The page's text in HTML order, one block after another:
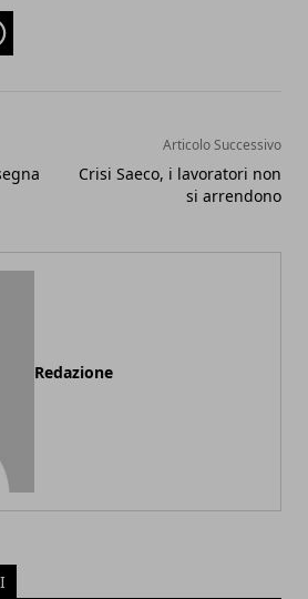
Articolo Successivo
Crisi Saeco, i lavoratori non
si arrendono
Redazione